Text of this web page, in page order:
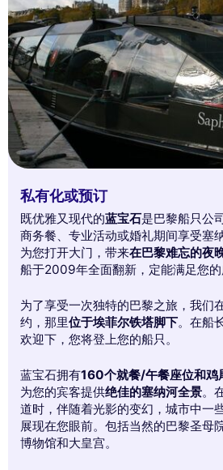
私有化或预订
既优雅又现代的蓝宝石是巴黎船只公
商务餐、专业活动或婚礼期间享受塞
为您打开大门，带来在巴黎难忘的夜
船于2009年全面翻新，定能满足您的
为了享受一次独特的巴黎之旅，我们
约，那里位于埃菲尔铁塔脚下。在船
欢迎下，您将登上您的船只。
蓝宝石拥有160个就餐/午餐座位和鸡
为您的宾客提供绝佳的塞纳河全景。
道时，伴随着光影的变幻，城市中一
展现在您眼前。包括当然的巴黎圣母
博物馆和大皇宫。